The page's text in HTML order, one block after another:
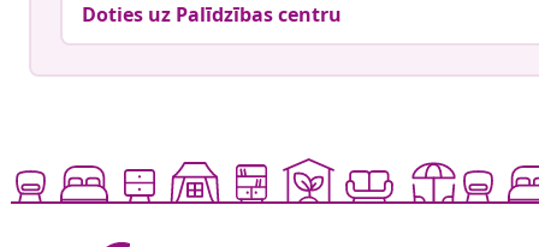
Doties uz Palīdzības centru